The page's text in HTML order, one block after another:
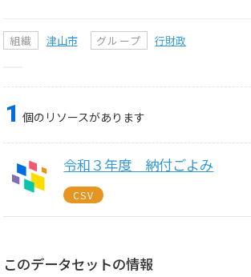
組織 津山市 グループ 行財政
1 個のリソースがあります
令和３年度 納付ごよみ
CSV
このデータセットの情報